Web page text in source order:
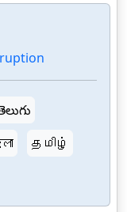
தமிழ்